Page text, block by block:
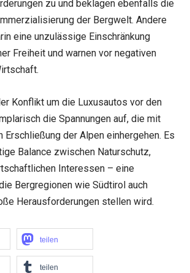
zu und beklagen ebenfalls die
der Bergwelt. Andere
eine unzulässige Einschränkung
Freiheit und warnen vor negativen
Konflikt um die Luxusautos vor den
die Spannungen auf, die mit
der Alpen einhergehen. Es
Balance zwischen Naturschutz,
Interessen – eine
Bergregionen wie Südtirol auch
Herausforderungen stellen wird.
teilen
teilen